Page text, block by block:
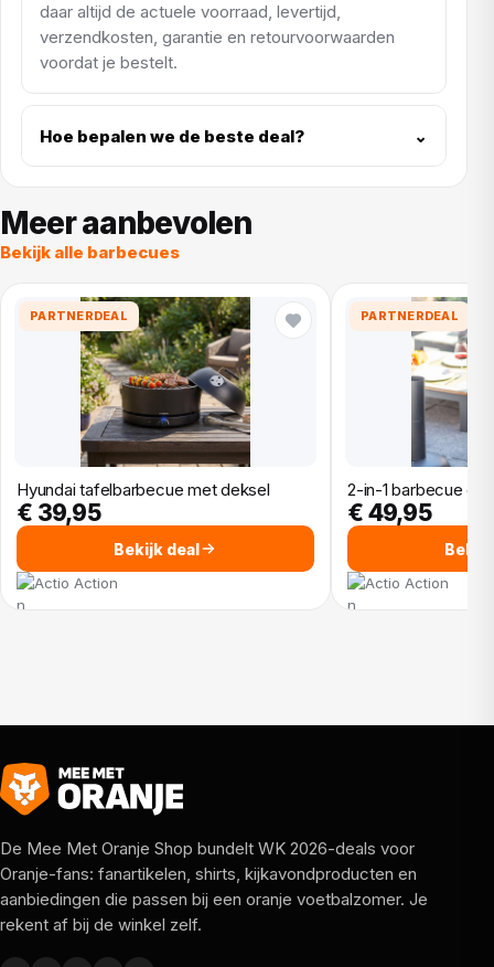
daar altijd de actuele voorraad, levertijd,
verzendkosten, garantie en retourvoorwaarden
voordat je bestelt.
Hoe bepalen we de beste deal? ⌄
Meer aanbevolen
Bekijk alle barbecues
PARTNERDEAL
Hyundai tafelbarbecue met deksel
€ 39,95
Bekijk deal
Action
PARTNERDEAL
2-in-1 barbecue en
€ 49,95
Action
De Mee Met Oranje Shop bundelt WK 2026-deals voor
Oranje-fans: fanartikelen, shirts, kijkavondproducten en
aanbiedingen die passen bij een oranje voetbalzomer. Je
rekent af bij de winkel zelf.